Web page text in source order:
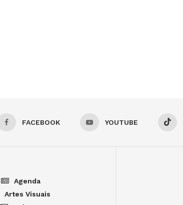
FACEBOOK YOUTUBE
Agenda
Artes Visuais